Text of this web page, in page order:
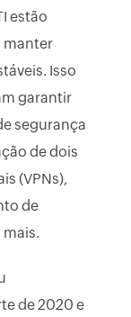
estão
manter
Isso
garantir
segurança
de dois
(VPNs),
de
mais.
de 2020 e